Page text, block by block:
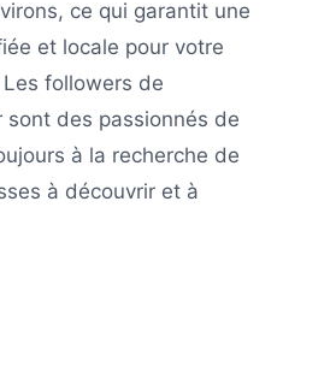
ce qui garantit une
et locale pour votre
followers de
sont des passionnés de
à la recherche de
à découvrir et à